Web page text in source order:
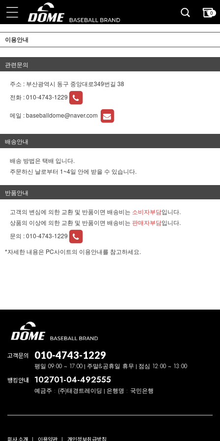
0
이용안내
관련문의
주소 : 부산광역시 동구 중앙대로349번길 38
전화 :010-4743-1229
메일 :baseballdome@naver.com
배송안내
배송 방법은 택배 입니다.
주문하신 날로부터 1~4일 안에 받을 수 있습니다.
반품안내
고객의 변심에 의한 교환 및 반품이면 배송비는 소비자부담입니다.
상품의 이상에 의한 교환 및 반품이면 배송비는 판매자부담입니다.
문의 :010-4743-1229
*자세한 내용은 PC사이트의 이용안내를 참고하세요.
고객문의 010-4743-1229
평일 09:00 ~ 17:00 주말&공휴일 휴무 점심 12:00 ~ 13:00
뱅킹안내 102701-04-492555
예금주 : (주)태경트레이딩 은행명 : 국민은행
회사 소개 이용약관 개인정보취급방침